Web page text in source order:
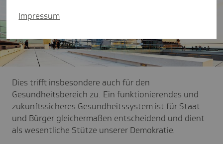
Dies trifft insbesondere auch für den
Gesundheitsbereich zu. Ein funktionierendes und
zukunftssicheres Gesundheitssystem ist für Staat
und Bürger gleichermaßen entscheidend und dient
als wesentliche Stütze unserer Demokratie.
Impressum